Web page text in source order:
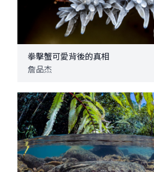
拳擊蟹可愛背後的真相
詹品杰